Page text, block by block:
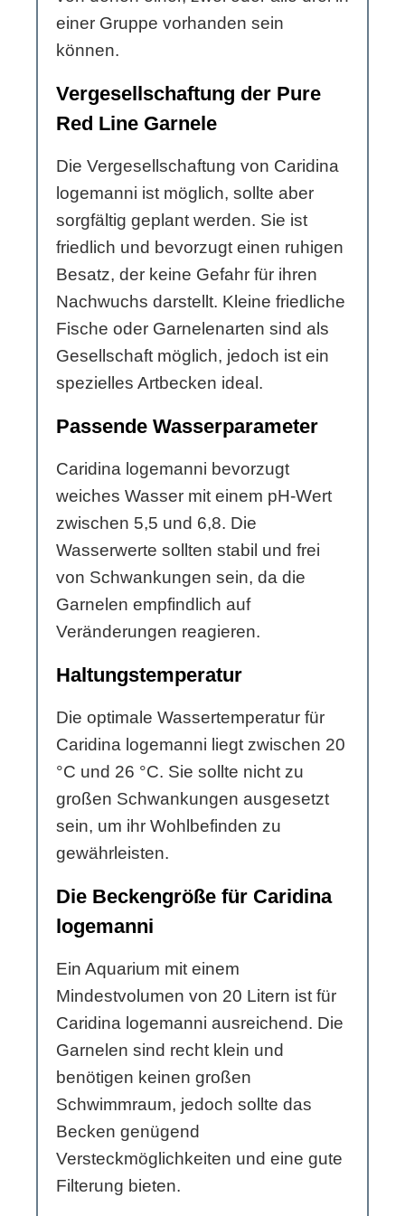
einer Gruppe vorhanden sein
können.
Vergesellschaftung der Pure
Red Line Garnele
Die Vergesellschaftung von Caridina
logemanni ist möglich, sollte aber
sorgfältig geplant werden. Sie ist
friedlich und bevorzugt einen ruhigen
Besatz, der keine Gefahr für ihren
Nachwuchs darstellt. Kleine friedliche
Fische oder Garnelenarten sind als
Gesellschaft möglich, jedoch ist ein
spezielles Artbecken ideal.
Passende Wasserparameter
Caridina logemanni bevorzugt
weiches Wasser mit einem pH-Wert
zwischen 5,5 und 6,8. Die
Wasserwerte sollten stabil und frei
von Schwankungen sein, da die
Garnelen empfindlich auf
Veränderungen reagieren.
Haltungstemperatur
Die optimale Wassertemperatur für
Caridina logemanni liegt zwischen 20
°C und 26 °C. Sie sollte nicht zu
großen Schwankungen ausgesetzt
sein, um ihr Wohlbefinden zu
gewährleisten.
Die Beckengröße für Caridina
logemanni
Ein Aquarium mit einem
Mindestvolumen von 20 Litern ist für
Caridina logemanni ausreichend. Die
Garnelen sind recht klein und
benötigen keinen großen
Schwimmraum, jedoch sollte das
Becken genügend
Versteckmöglichkeiten und eine gute
Filterung bieten.